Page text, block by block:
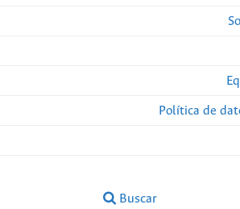
Política de
Buscar